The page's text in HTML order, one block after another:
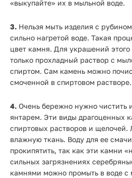
«выкупайте» их в мыльной воде.
3. Нельзя мыть изделия с
сильно нагретой воде. Такая
цвет камня. Для украшений
только прохладный раствор с
спиртом. Сам камень можно
смоченной в спиртовом растворе.
4. Очень бережно нужно чистить
янтарем. Эти виды драгоценных
спиртовых растворов и щелочей.
влажную ткань. Воду для ее
прокипятить, так как эти камни
сильных загрязнениях
камнями можно промыть в воде с